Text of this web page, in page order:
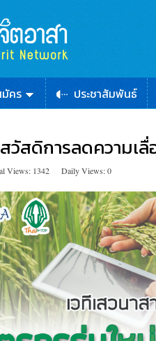
มัคร ประชาสัมพันธ์
วัสดิการลดความเ
Views: 1342 Daily Views: 0